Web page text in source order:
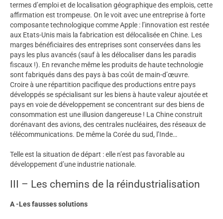
termes d’emploi et de localisation géographique des emplois, cette
affirmation est trompeuse. On le voit avec une entreprise à forte
composante technologique comme Apple : l’innovation est restée
aux Etats-Unis mais la fabrication est délocalisée en Chine. Les
marges bénéficiaires des entreprises sont conservées dans les
pays les plus avancés (sauf à les délocaliser dans les paradis
fiscaux !). En revanche même les produits de haute technologie
sont fabriqués dans des pays à bas coût de main-d’œuvre.
Croire à une répartition pacifique des productions entre pays
développés se spécialisant sur les biens à haute valeur ajoutée et
pays en voie de développement se concentrant sur des biens de
consommation est une illusion dangereuse ! La Chine construit
dorénavant des avions, des centrales nucléaires, des réseaux de
télécommunications. De même la Corée du sud, l’Inde…
Telle est la situation de départ : elle n’est pas favorable au
développement d’une industrie nationale.
III – Les chemins de la réindustrialisation
A -Les fausses solutions